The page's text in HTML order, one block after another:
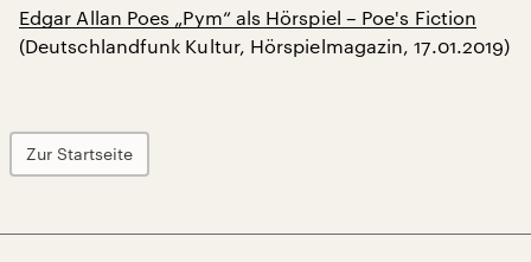
Edgar Allan Poes „Pym“ als Hörspiel – Poe's Fiction
(Deutschlandfunk Kultur, Hörspielmagazin, 17.01.2019)
Zur Startseite